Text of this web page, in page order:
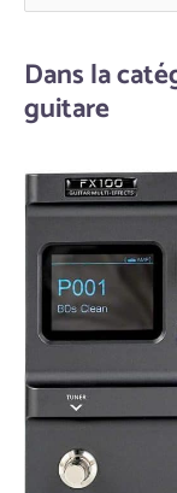
Dans la
guitare